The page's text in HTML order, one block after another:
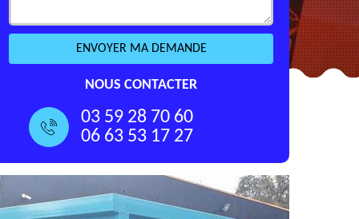
NOUS CONTACTER
03 59 28 70 60
06 63 53 17 27